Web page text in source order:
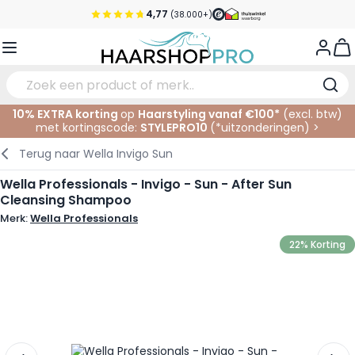
Ga naar de inhoud 4,77 (38.000+)
Voor 21:00 uur besteld, morgen in huis*
Verzorging
Haarstyling
Haarkleuring
In de Salon
Knippen
Kleuren
Elektrisch
Scheren
Knipbenodigdheden
Gezichtsverzorging
Lichaamsverzorging
Tanning
Wenkbrauwen
Ogen
Lippen
Nagelproducten
Nagel Accessoires
SALE
10% EXTRA korting op Haarstyling vanaf €100* (excl. btw)
met kortingscode: STYLEPRO10 (*uitzonderingen) >
Terug naar Wella Invigo Sun
Wella Professionals - Invigo - Sun - After Sun
Cleansing Shampoo
Merk:Wella Professionals
22% Korting